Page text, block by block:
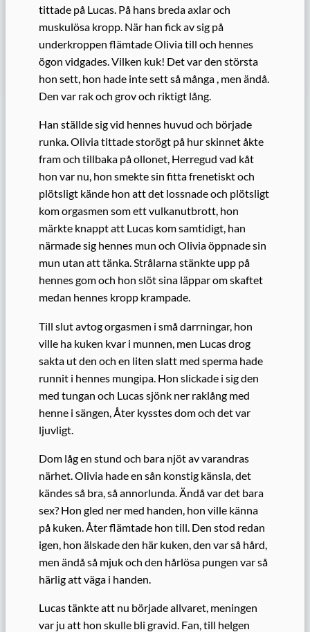
tittade på Lucas. På hans breda axlar och
muskulösa kropp. När han fick av sig på
underkroppen flämtade Olivia till och hennes
ögon vidgades. Vilken kuk! Det var den största
hon sett, hon hade inte sett så många , men ändå.
Den var rak och grov och riktigt lång.
Han ställde sig vid hennes huvud och började
runka. Olivia tittade storögt på hur skinnet åkte
fram och tillbaka på ollonet, Herregud vad kåt
hon var nu, hon smekte sin fitta frenetiskt och
plötsligt kände hon att det lossnade och plötsligt
kom orgasmen som ett vulkanutbrott, hon
märkte knappt att Lucas kom samtidigt, han
närmade sig hennes mun och Olivia öppnade sin
mun utan att tänka. Strålarna stänkte upp på
hennes gom och hon slöt sina läppar om skaftet
medan hennes kropp krampade.
Till slut avtog orgasmen i små darrningar, hon
ville ha kuken kvar i munnen, men Lucas drog
sakta ut den och en liten slatt med sperma hade
runnit i hennes mungipa. Hon slickade i sig den
med tungan och Lucas sjönk ner raklång med
henne i sängen, Åter kysstes dom och det var
ljuvligt.
Dom låg en stund och bara njöt av varandras
närhet. Olivia hade en sån konstig känsla, det
kändes så bra, så annorlunda. Ändå var det bara
sex? Hon gled ner med handen, hon ville känna
på kuken. Åter flämtade hon till. Den stod redan
igen, hon älskade den här kuken, den var så hård,
men ändå så mjuk och den hårlösa pungen var så
härlig att väga i handen.
Lucas tänkte att nu började allvaret, meningen
var ju att hon skulle bli gravid. Fan, till helgen